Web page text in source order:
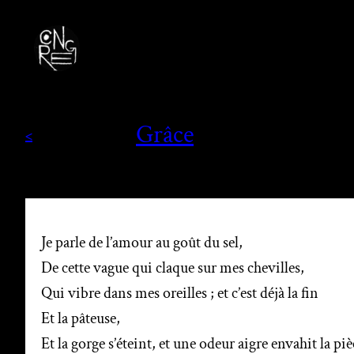
< Grâce
Je parle de l’amour au goût du sel,
De cette vague qui claque sur mes chevilles,
Qui vibre dans mes oreilles ; et c’est déjà la fin
Et la pâteuse,
Et la gorge s’éteint, et une odeur aigre envahit la